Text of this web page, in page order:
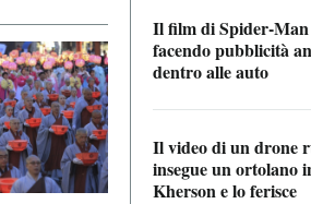
Il film di Spider-Man
facendo pubblicità
dentro alle auto
Il video di un drone
insegue un ortolano
Kherson e lo ferisce